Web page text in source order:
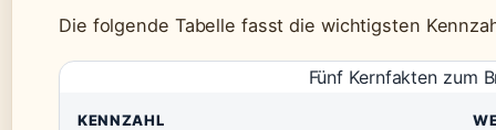
Die folgende Tabelle fasst die wichtigsten
Fünf Kernfakten zum
KENNZAHL